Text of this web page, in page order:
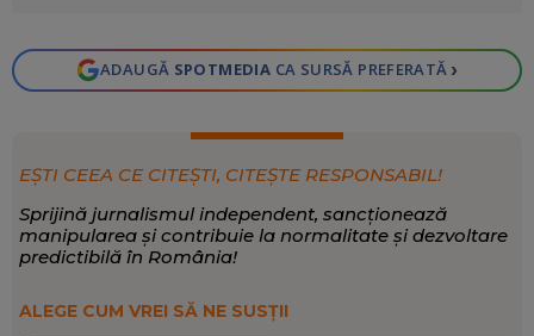
ADAUGĂ SPOTMEDIA CA SURSĂ PREFERATĂ ›
EȘTI CEEA CE CITEȘTI, CITEȘTE RESPONSABIL!
Sprijină jurnalismul independent, sancționează
manipularea și contribuie la normalitate și dezvoltare
predictibilă în România!
ALEGE CUM VREI SĂ NE SUSȚII